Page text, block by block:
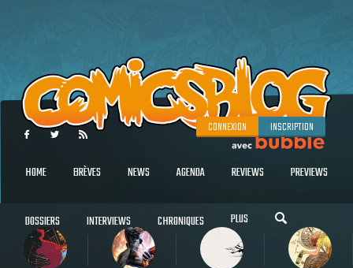
CONNEXION INSCRIPTION
HOME BRÈVES NEWS AGENDA REVIEWS PREVIEWS
DOSSIERS INTERVIEWS CHRONIQUES PLUS